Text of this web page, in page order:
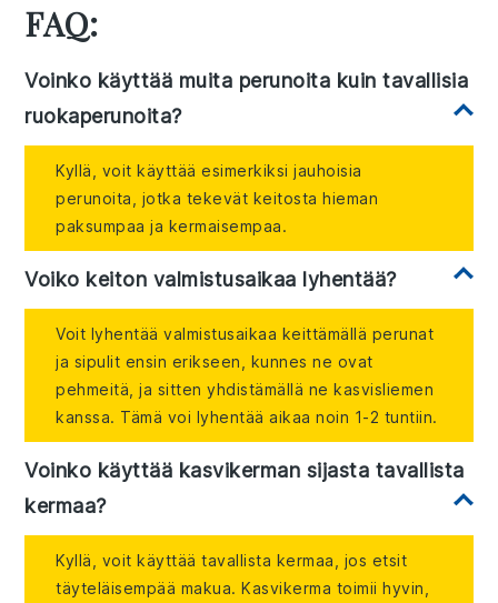
FAQ:
Voinko käyttää muita perunoita kuin tavallisia
ruokaperunoita?
Kyllä, voit käyttää esimerkiksi jauhoisia
perunoita, jotka tekevät keitosta hieman
paksumpaa ja kermaisempaa.
Voiko keiton valmistusaikaa lyhentää?
Voit lyhentää valmistusaikaa keittämällä perunat
ja sipulit ensin erikseen, kunnes ne ovat
pehmeitä, ja sitten yhdistämällä ne kasvisliemen
kanssa. Tämä voi lyhentää aikaa noin 1-2 tuntiin.
Voinko käyttää kasvikerman sijasta tavallista
kermaa?
Kyllä, voit käyttää tavallista kermaa, jos etsit
täyteläisempää makua. Kasvikerma toimii hyvin,